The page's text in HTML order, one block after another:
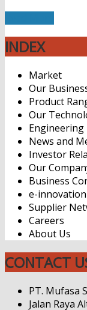
INDEX
Market
Our
Product
Our
Engineering
News and
Investor
Our
Business
e-
Supplier
Careers
About Us
CONTACT
PT. Mufasa
Jalan Raya